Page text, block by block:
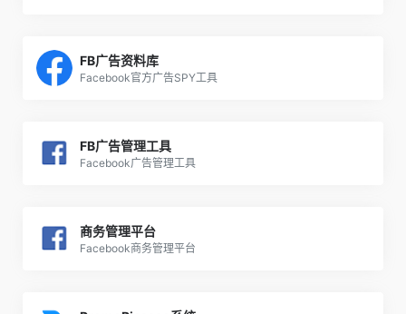
FB广告资料库
Facebook官方广告SPY工具
FB广告管理工具
Facebook广告管理工具
商务管理平台
Facebook商务管理平台